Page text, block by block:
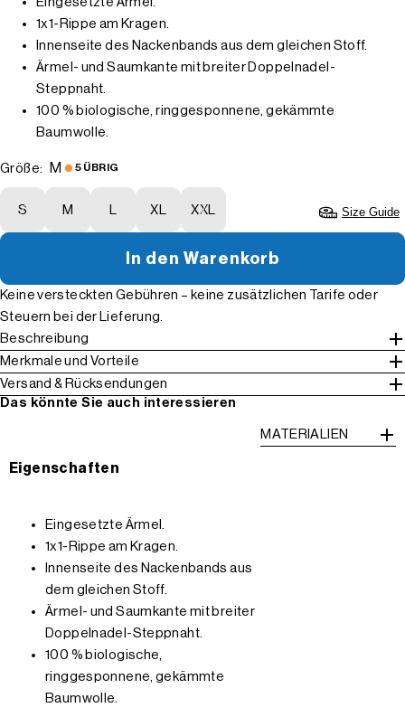
1x1-Rippe am Kragen.
Innenseite des Nackenbands aus dem gleichen Stoff.
Ärmel- und Saumkante mit breiter Doppelnadel-
Steppnaht.
100 % biologische, ringgesponnene, gekämmte
Baumwolle.
Größe: M 5 ÜBRIG
S M L XL XXL Size Guide
In den Warenkorb
Keine versteckten Gebühren – keine zusätzlichen Tarife oder
Steuern bei der Lieferung.
Beschreibung
Merkmale und Vorteile
Versand & Rücksendungen
Das könnte Sie auch interessieren
Eigenschaften
Eingesetzte Ärmel.
1x1-Rippe am Kragen.
Innenseite des Nackenbands aus
dem gleichen Stoff.
Ärmel- und Saumkante mit breiter
Doppelnadel-Steppnaht.
100 % biologische,
ringgesponnene, gekämmte
Baumwolle.
MATERIALIEN